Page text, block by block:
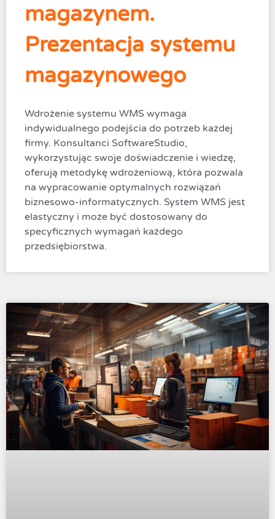
magazynem.
Prezentacja systemu
magazynowego
Wdrożenie systemu WMS wymaga
indywidualnego podejścia do potrzeb każdej
firmy. Konsultanci SoftwareStudio,
wykorzystując swoje doświadczenie i wiedzę,
oferują metodykę wdrożeniową, która pozwala
na wypracowanie optymalnych rozwiązań
biznesowo-informatycznych. System WMS jest
elastyczny i może być dostosowany do
specyficznych wymagań każdego
przedsiębiorstwa.